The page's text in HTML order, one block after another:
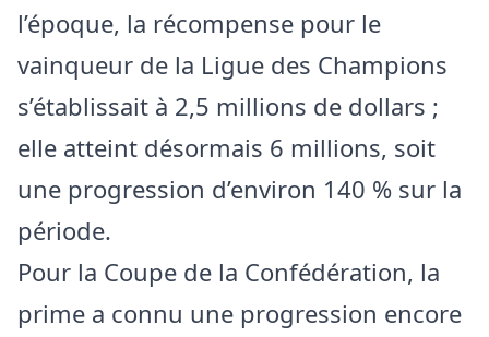
l’époque, la récompense pour le
vainqueur de la Ligue des Champions
s’établissait à 2,5 millions de dollars ;
elle atteint désormais 6 millions, soit
une progression d’environ 140 % sur la
période.
Pour la Coupe de la Confédération, la
prime a connu une progression encore